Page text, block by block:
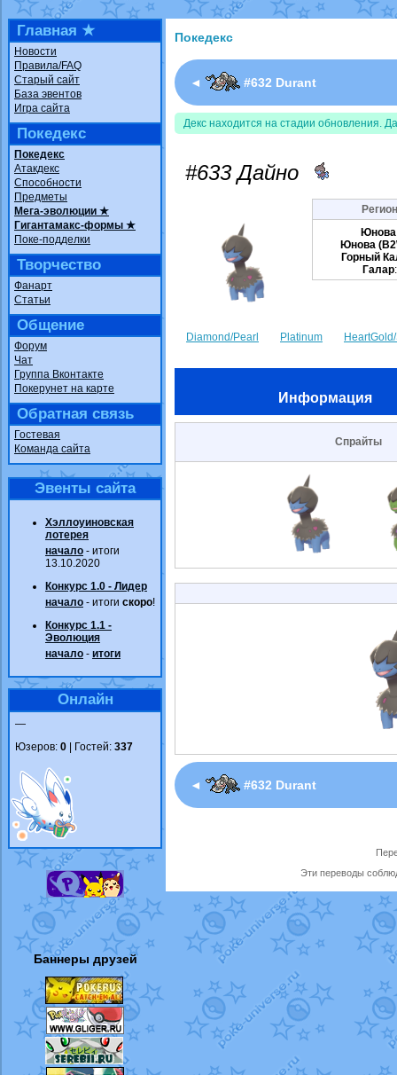
Главная ★
Новости
Правила/FAQ
Старый сайт
База эвентов
Игра сайта
Покедекс
Покедекс
Атакдекс
Способности
Предметы
Мега-эволюции ★
Гигантамакс-формы ★
Поке-подделки
Творчество
Фанарт
Статьи
Общение
Форум
Чат
Группа Вконтакте
Покерунет на карте
Обратная связь
Гостевая
Команда сайта
Эвенты сайта
Хэллоуиновская
лотерея
начало - итоги
13.10.2020
Конкурс 1.0 - Лидер
начало - итоги скоро!
Конкурс 1.1 -
Эволюция
начало - итоги
Онлайн
—
Юзеров: 0 | Гостей: 337
Баннеры друзей
Покедекс
◄ #632 Durant
Декс находится на стадии обновления.
#633 Дайно
Юнова
Юнова
Горный
Галар
Diamond/Pearl Platinum
Информация
Спрайты
◄ #632 Durant
Эти переводы